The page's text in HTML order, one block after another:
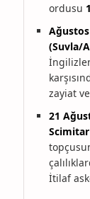
ordusu
Ağustos
(Suvla/
zayiat
21
İtilaf